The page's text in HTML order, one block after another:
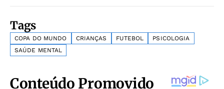
Tags
COPA DO MUNDO CRIANÇAS FUTEBOL
PSICOLOGIA
SAÚDE MENTAL